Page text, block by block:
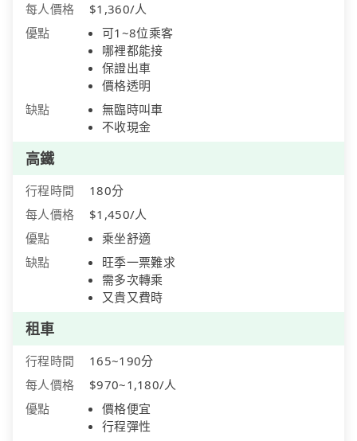
每人價格
$1,360/人
優點
可1~8位乘客
哪裡都能接
保證出車
價格透明
缺點
無臨時叫車
不收現金
高鐵
行程時間
180分
每人價格
$1,450/人
優點
乘坐舒適
缺點
旺季一票難求
需多次轉乘
又貴又費時
租車
行程時間
165~190分
每人價格
$970~1,180/人
優點
價格便宜
行程彈性